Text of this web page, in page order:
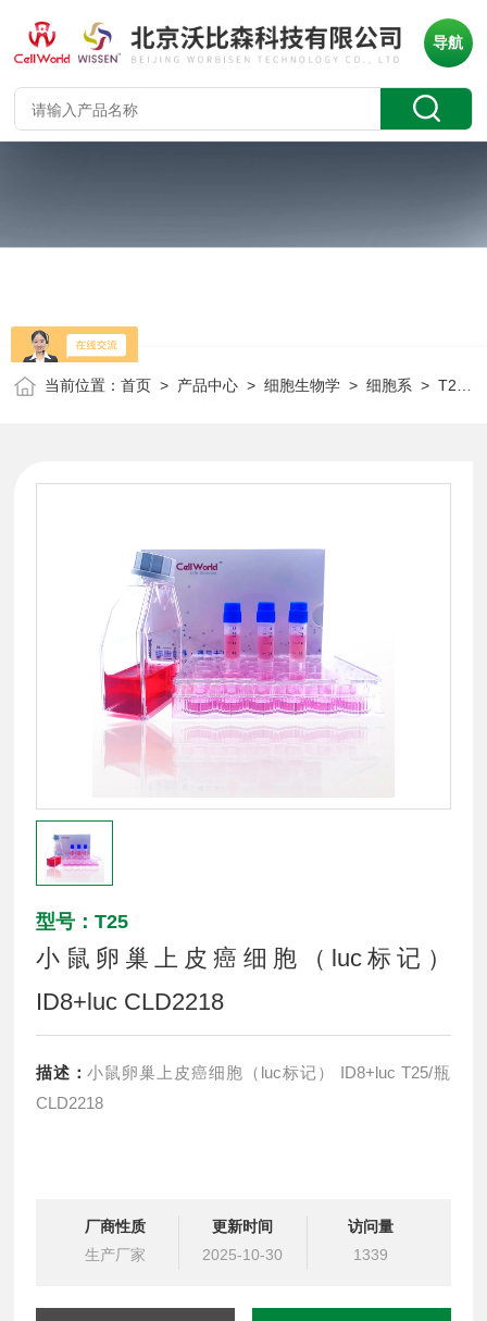
导航
当前位置：首页 > 产品中心 >细胞生物学 >细胞系 > T25小鼠卵巢上皮癌细胞（luc标记） ID8+luc CLD2218
型号：T25
小鼠卵巢上皮癌细胞（luc标记）
ID8+luc CLD2218
描述：小鼠卵巢上皮癌细胞（luc标记） ID8+luc T25/瓶
CLD2218
厂商性质
生产厂家
更新时间
2025-10-30
访问量
1339